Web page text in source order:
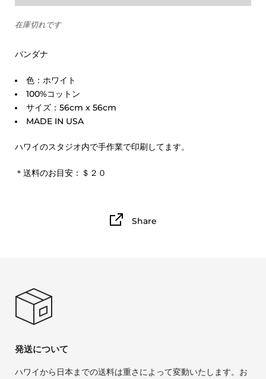
在庫切れです
バンダナ
色：ホワイト
100%コットン
サイズ：56cm x 56cm
MADE IN USA
ハワイのスタジオ内で手作業で印刷してます。
＊送料のお目安：＄２０
Share
発送について
ハワイから日本までの送料は重さによって変動いたします。お